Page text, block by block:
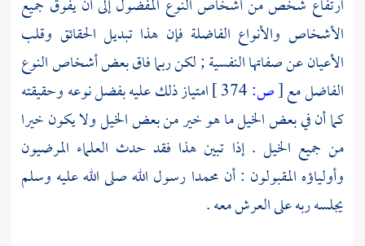
ارتفاع شخص من أشخاص النوع المفضول إلى أن يفوق جميع
الأشخاص والأنواع الفاضلة فإن هذا تبديل الحقائق وقلب
الأعيان عن صفاتها النفسية ; لكن ربما فاق بعض أشخاص النوع
الفاضل مع[ص:
امتياز ذلك عليه بفضل نوعه وحقيقته
كما أن في بعض الخيل ما هو خير من بعض الخيل ولا يكون خيرا
من جميع الخيل . إذا تبين هذا فقد حدث العلماء المرضيون
وأولياؤه المقبولون : أن محمدا رسول الله صلى الله عليه وسلم
يجلسه ربه على العرش معه .